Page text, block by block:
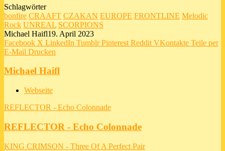
Schlagwörter
bonfire CRAAFT CZAKAN EUROPE FRONTLINE Melodic
Rock UNREAL ‪SCORPIONS‬
Michael Haifl19. April 2023
Facebook X LinkedIn Tumblr Pinterest Reddit VKontakte Teile per
E-Mail Drucken
Michael Haifl
Webseite
REFLECTOR - Echo Colonnade
REFLECTOR - Echo Colonnade
KING CRIMSON - Three Of A Perfect Pair